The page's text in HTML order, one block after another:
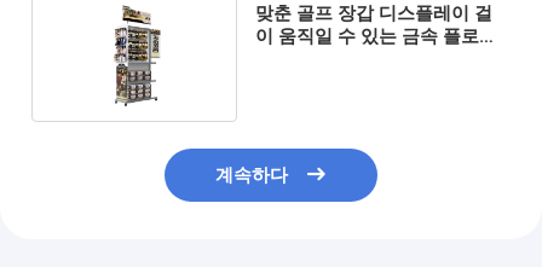
맞춘 골프 장갑 디스플레이 걸
이 움직일 수 있는 금속 플로어
계속하다